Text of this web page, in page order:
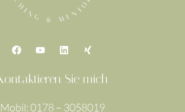
F
a
b
Y
o
u
L
i
k
e
X
i
Sie mich
Mobil: 0178 – 3058019